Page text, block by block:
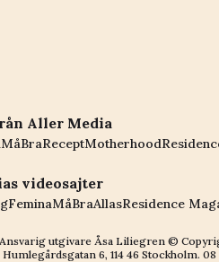
Aller Media
MåBraReceptMotherhood
videosajter
FeminaMåBraAllasResidence
utgivare Åsa Liliegren ©
Humlegårdsgatan 6, 114 46 Stockholm. 08